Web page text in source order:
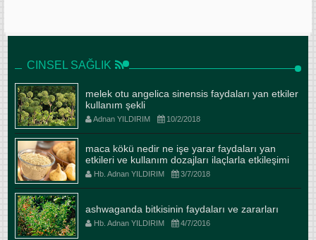
CINSEL SAĞLIK
melek otu angelica sinensis faydaları yan etkiler
kullanım şekli
Adnan YILDIRIM 10/2/2018
maca kökü nedir ne işe yarar faydaları yan
etkileri ve kullanım dozajları ilaçlarla etkileşimi
Hb. Adnan YILDIRIM 3/7/2018
ashwaganda bitkisinin faydaları ve zararları
Hb. Adnan YILDIRIM 4/7/2016